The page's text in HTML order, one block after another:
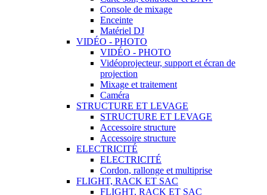
Console de mixage
Enceinte
Matériel DJ
VIDÉO - PHOTO
VIDÉO - PHOTO
Vidéoprojecteur, support et écran de
projection
Mixage et traitement
Caméra
STRUCTURE ET LEVAGE
STRUCTURE ET LEVAGE
Accessoire structure
Accessoire structure
ELECTRICITÉ
ELECTRICITÉ
Cordon, rallonge et multiprise
FLIGHT, RACK ET SAC
FLIGHT, RACK ET SAC